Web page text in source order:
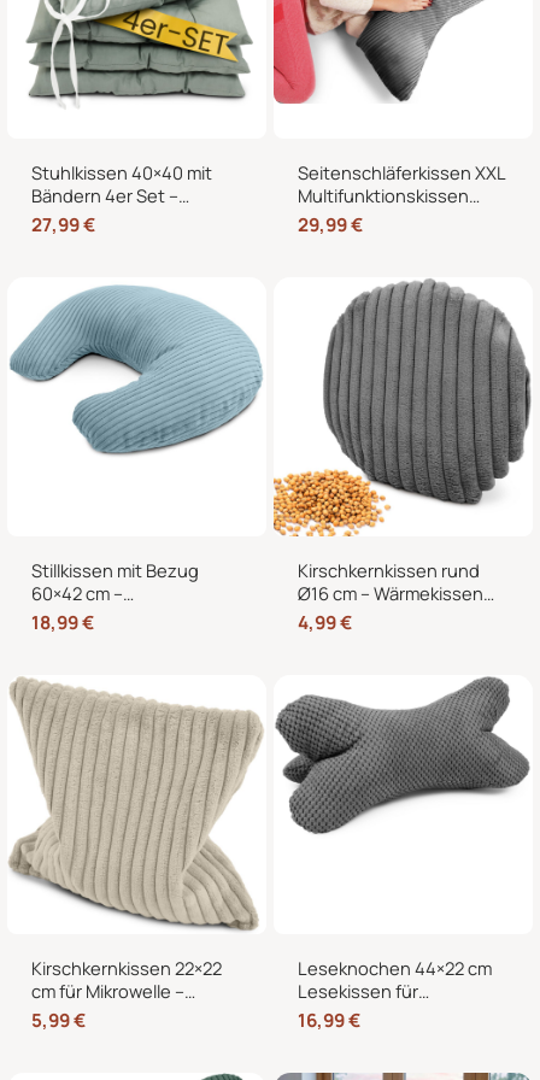
Stuhlkissen 40×40 mit
Bändern 4er Set –
Sitzkissen für Indoor &
Outdoor
27,99€
Seitenschläferkissen XXL
Multifunktionskissen
Stillkissen – Lesekissen
für Bett und Sofa, weich
29,99€
Stillkissen mit Bezug
60×42 cm –
Schwangerschaftskissen
& Seitenschläferkissen
waschbarem Bezug und
weicher Füllung
18,99€
Kirschkernkissen rund
Ø16 cm – Wärmekissen
und Kältekissen mit 100
% Kirschkernen für
4,99€
Kirschkernkissen 22×22
cm für Mikrowelle –
Körnerkissen als
Wärmekissen und
5,99€
Leseknochen 44×22 cm
Lesekissen für
Erwachsene –
Nackenkissen in
16,99€